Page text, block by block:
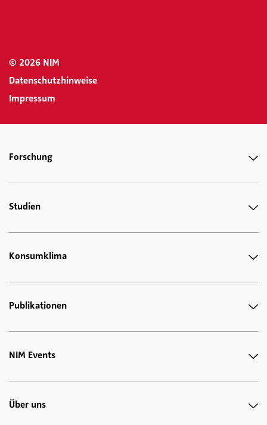
© 2026 NIM
Datenschutzhinweise
Impressum
Forschung
Studien
Konsumklima
Publikationen
NIM Events
Über uns